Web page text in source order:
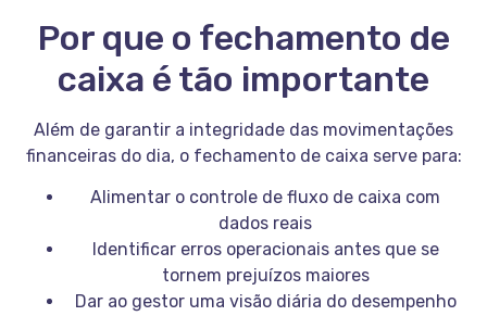
Por que o fechamento de
caixa é tão importante
Além de garantir a integridade das movimentações
financeiras do dia, o fechamento de caixa serve para:
Alimentar o controle de fluxo de caixa com
dados reais
Identificar erros operacionais antes que se
tornem prejuízos maiores
Dar ao gestor uma visão diária do desempenho